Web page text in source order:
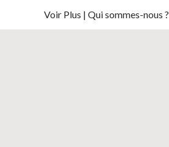
Voir Plus | Qui sommes-nous ?